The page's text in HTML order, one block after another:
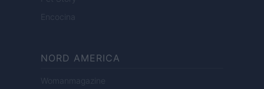
Encocina
NORD AMERICA
Womanmagazine